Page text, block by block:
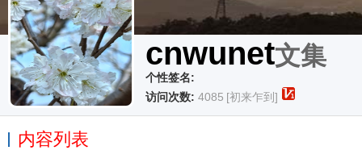
cnwunet文集
个性签名:
访问次数: 4085 [初来乍到]
内容列表